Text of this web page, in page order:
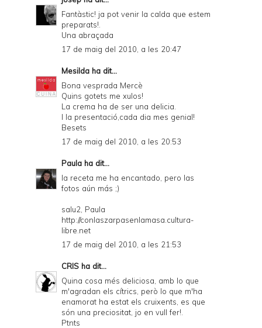
Fantàstic! ja pot venir la calda que estem
preparats!.
Una abraçada
17 de maig del 2010, a les 20:47
Mesilda ha dit...
Bona vesprada Mercè
Quins gotets me xulos!
La crema ha de ser una delicia.
I la presentació,cada dia mes genial!
Besets
17 de maig del 2010, a les 20:53
Paula ha dit...
la receta me ha encantado, pero las
fotos aún más ;)
salu2, Paula
http://conlaszarpasenlamasa.cultura-
libre.net
17 de maig del 2010, a les 21:53
CRIS ha dit...
Quina cosa més deliciosa, amb lo que
m'agradan els cítrics, però lo que m'ha
enamorat ha estat els cruixents, es que
són una preciositat, jo en vull fer!.
Ptnts